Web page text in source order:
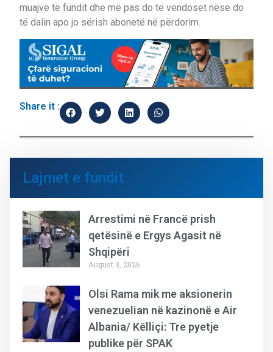
muajve të fundit dhe më pas do të vendoset nëse do
të dalin apo jo sërish abonetë në përdorim.
Share it :
Lajmet e fundit
Arrestimi në Francë prish
qetësinë e Ergys Agasit në
Shqipëri
August 3, 2026
Olsi Rama mik me aksionerin
venezuelian në kazinonë e Air
Albania/ Këlliçi: Tre pyetje
publike për SPAK